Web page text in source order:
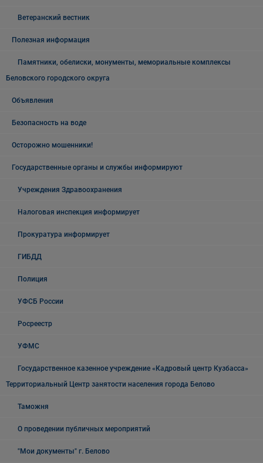
Ветеранский вестник
Полезная информация
Памятники, обелиски, монументы, мемориальные комплексы
Беловского городского округа
Объявления
Безопасность на воде
Осторожно мошенники!
Государственные органы и службы информируют
Учреждения Здравоохранения
Налоговая инспекция информирует
Прокуратура информирует
ГИБДД
Полиция
УФСБ России
Росреестр
УФМС
Государственное казенное учреждение «Кадровый центр Кузбасса»
Территориальный Центр занятости населения города Белово
Таможня
О проведении публичных мероприятий
"Мои документы" г. Белово